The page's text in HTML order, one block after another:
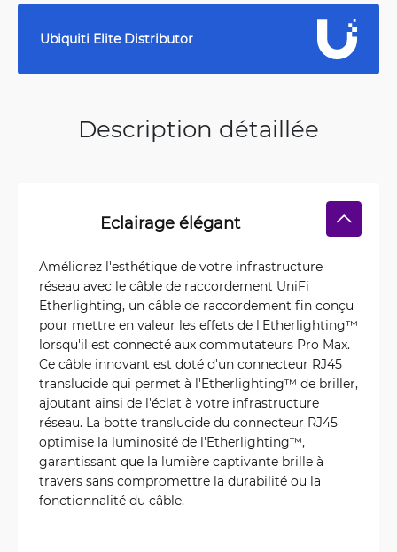
Ubiquiti Elite Distributor
Description détaillée
Eclairage élégant
Améliorez l'esthétique de votre infrastructure
réseau avec le câble de raccordement UniFi
Etherlighting, un câble de raccordement fin conçu
pour mettre en valeur les effets de l'Etherlighting™
lorsqu'il est connecté aux commutateurs Pro Max.
Ce câble innovant est doté d'un connecteur RJ45
translucide qui permet à l'Etherlighting™ de briller,
ajoutant ainsi de l'éclat à votre infrastructure
réseau. La botte translucide du connecteur RJ45
optimise la luminosité de l'Etherlighting™,
garantissant que la lumière captivante brille à
travers sans compromettre la durabilité ou la
fonctionnalité du câble.